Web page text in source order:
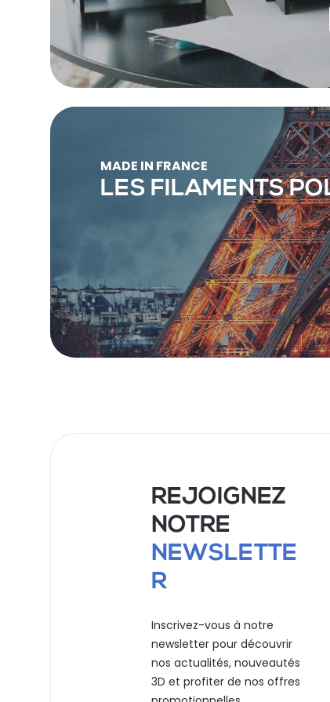
MADE IN FRANCE
LES FILAMENTS
REJOIGNEZ
NOTRE
NEWSLETTE
R
Inscrivez-vous à notre
newsletter pour découvrir
nos actualités, nouveautés
3D et profiter de nos offres